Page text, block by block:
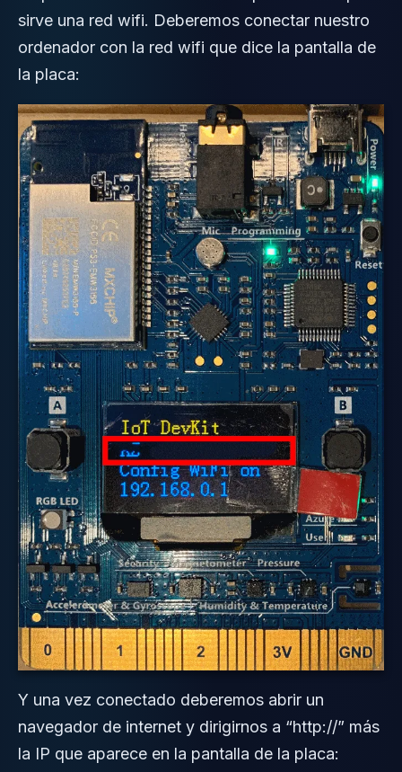
sirve una red wifi. Deberemos conectar nuestro
ordenador con la red wifi que dice la pantalla de
la placa:
Y una vez conectado deberemos abrir un
navegador de internet y dirigirnos a “http://” más
la IP que aparece en la pantalla de la placa: